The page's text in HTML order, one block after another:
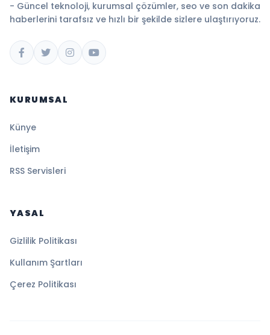
- Güncel teknoloji, kurumsal çözümler, seo ve son dakika
haberlerini tarafsız ve hızlı bir şekilde sizlere ulaştırıyoruz.
KURUMSAL
Künye
İletişim
RSS Servisleri
YASAL
Gizlilik Politikası
Kullanım Şartları
Çerez Politikası